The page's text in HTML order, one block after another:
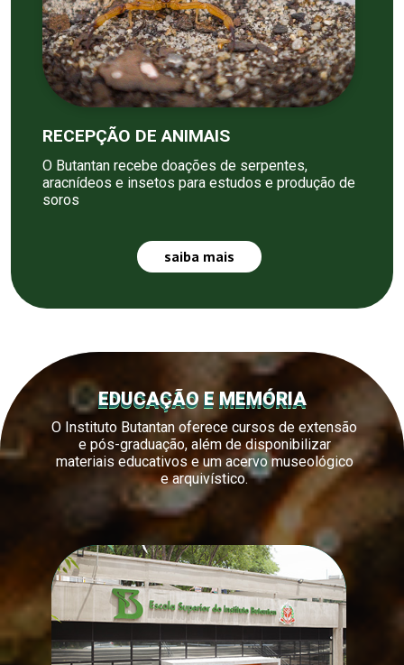
RECEPÇÃO DE ANIMAIS
O Butantan recebe doações de serpentes,
aracnídeos e insetos para estudos e produção de
soros
saiba mais
EDUCAÇÃO E MEMÓRIA
O Instituto Butantan oferece cursos de extensão
e pós-graduação, além de disponibilizar
materiais educativos e um acervo museológico
e arquivístico.